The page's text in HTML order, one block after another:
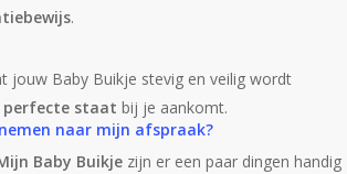
.
jouw Baby Buikje stevig en veilig wordt
perfecte staat bij je aankomt.
naar mijn afspraak?
Baby Buikje zijn er een paar dingen handig